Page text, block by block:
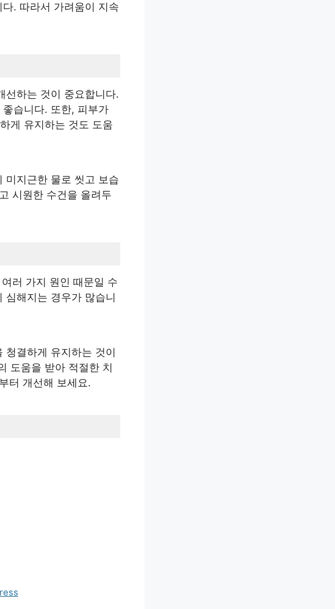
. 따라서 가려움이 지속
선하는 것이 중요합니다.
습니다. 또한, 피부가
게 유지하는 것도 도움
미지근한 물로 씻고 보습
시원한 수건을 올려두
러 가지 원인 때문일 수
심해지는 경우가 많습니
청결하게 유지하는 것이
도움을 받아 적절한 치
터 개선해 보세요.